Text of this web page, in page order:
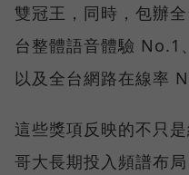
雙冠王，同時，包辦
台整體語音體驗 No.1
以及全台網路在線率
這些獎項反映的不只
哥大長期投入頻譜布